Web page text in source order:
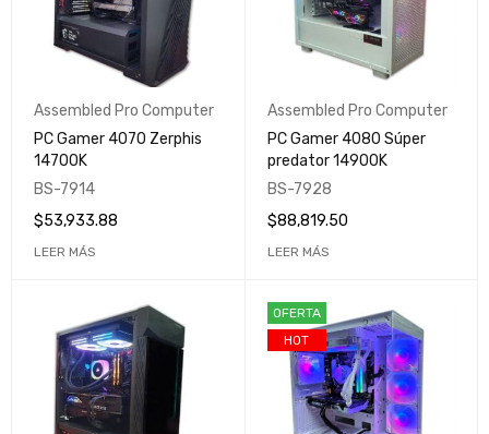
Assembled Pro Computer
PC Gamer 4070 Zerphis
14700K
BS-7914
$53,933.88
LEER MÁS
Assembled Pro Computer
PC Gamer 4080 Súper
predator 14900K
BS-7928
$88,819.50
LEER MÁS
OFERTA
HOT